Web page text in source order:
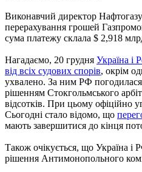
Виконавчий директор
перерахування грошей
сума платежу склала $ 2,918
Нагадаємо, 20 грудня Україна і
від всіх судових спорів, окрім
ухвалено. За ним РФ
рішенням Стокгольмського
відсотків. При цьому офіційно
Сьогодні стало відомо, що
мають завершитися до кінця
Також очікується, що Україна
рішення Антимонопольного